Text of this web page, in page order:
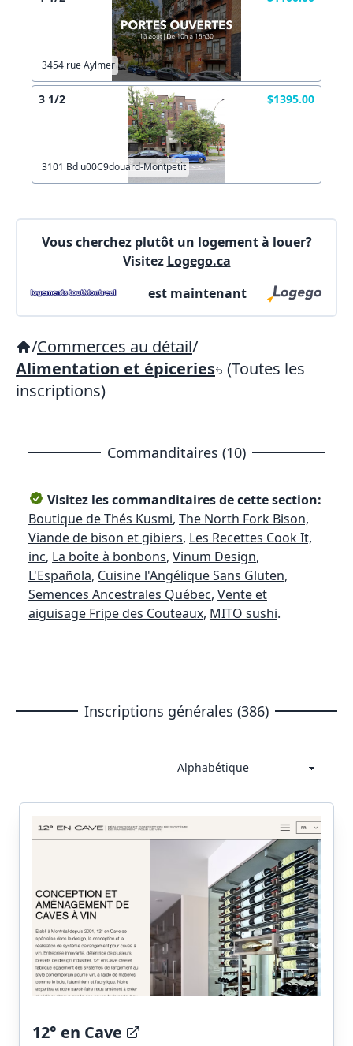
3454 rue Aylmer
3 1/2 $1395.00
3101 Bd u00C9douard-Montpetit
Vous cherchez plutôt un logement à louer?
Visitez Logego.ca
est maintenant
/Commerces au détail/
Alimentation et épiceries (Toutes les
inscriptions)
Commanditaires (10)
Visitez les commanditaires de cette section:
Boutique de Thés Kusmi, The North Fork Bison,
Viande de bison et gibiers, Les Recettes Cook It,
inc, La boîte à bonbons, Vinum Design,
L'Española, Cuisine l'Angélique Sans Gluten,
Semences Ancestrales Québec, Vente et
aiguisage Fripe des Couteaux, MITO sushi.
Inscriptions générales (386)
12° en Cave
Les informations ne sont plus à jour
Commentaires:
Commentaires:
Lien vers inscription (sera inclus dans courriel)
Copier lien
X Fermer Envoyez
Créer un compte
X Fermer